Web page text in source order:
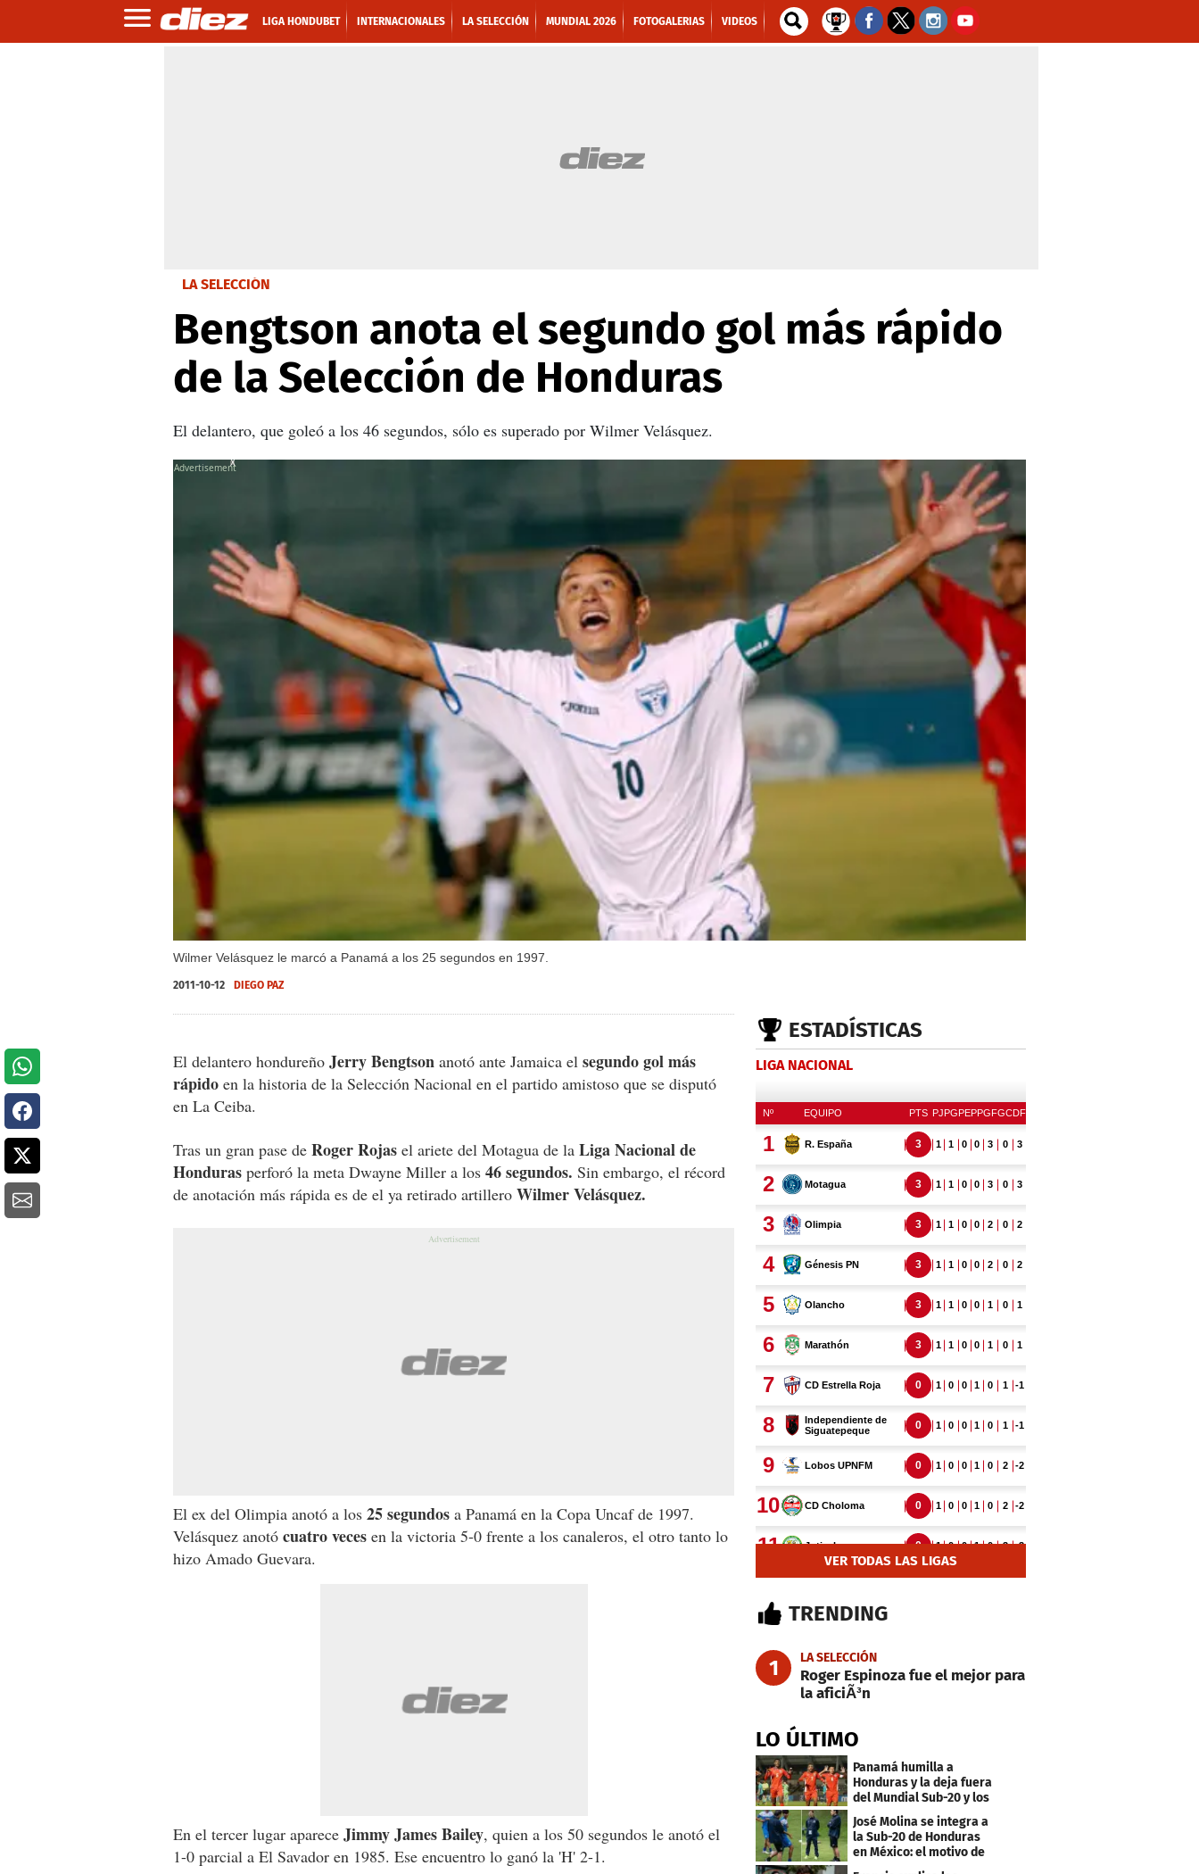
LIGA HONDUBET INTERNACIONALES LA SELECCIÓN MUNDIAL 2026 FOTOGALERIAS VIDEOS
LA SELECCIÓN
Bengtson anota el segundo gol más rápido
de la Selección de Honduras
El delantero, que goleó a los 46 segundos, sólo es superado por Wilmer Velásquez.
Wilmer Velásquez le marcó a Panamá a los 25 segundos en 1997.
X
2011-10-12 DIEGO PAZ
El delantero hondureño Jerry Bengtson anotó ante Jamaica el segundo gol más
rápido en la historia de la Selección Nacional en el partido amistoso que se disputó
en La Ceiba.
Tras un gran pase de Roger Rojas el ariete del Motagua de la Liga Nacional de
Honduras perforó la meta Dwayne Miller a los 46 segundos. Sin embargo, el récord
de anotación más rápida es de el ya retirado artillero Wilmer Velásquez.
El ex del Olimpia anotó a los 25 segundos a Panamá en la Copa Uncaf de 1997.
Velásquez anotó cuatro veces en la victoria 5-0 frente a los canaleros, el otro tanto lo
hizo Amado Guevara.
En el tercer lugar aparece Jimmy James Bailey, quien a los 50 segundos le anotó el
1-0 parcial a El Savador en 1985. Ese encuentro lo ganó la 'H' 2-1.
ESTADÍSTICAS
LIGA NACIONAL
VER TODAS LAS LIGAS
TRENDING
1 LA SELECCIÓN
Roger Espinoza fue el mejor para
la aficiÃ³n
LO ÚLTIMO
Panamá humilla a
Honduras y la deja fuera
del Mundial Sub-20 y los
Juegos Olímpicos
José Molina se integra a
la Sub-20 de Honduras
en México: el motivo de
su viaje